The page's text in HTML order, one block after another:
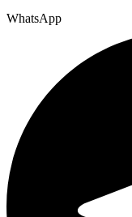
WhatsApp